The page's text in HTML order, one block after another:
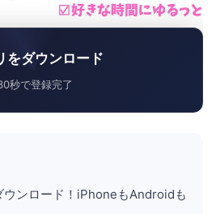
をダウンロード
秒で登録完了
ウンロード！iPhoneもAndroidも